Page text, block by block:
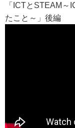
「ICTとSTEAM
たこと～」後編